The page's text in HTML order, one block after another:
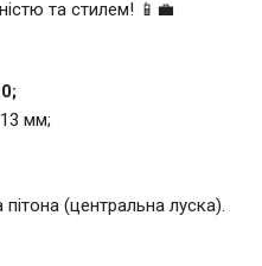
та стилем! 📱💼
мм;
(центральна луска).